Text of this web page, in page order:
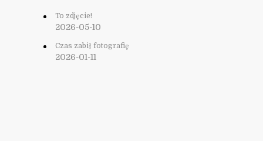
To zdjęcie!
2026-05-10
Czas zabił fotografię
2026-01-11